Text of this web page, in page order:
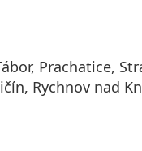
Prachatice,
Rychnov nad